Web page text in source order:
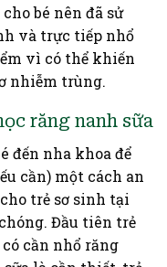
bé nên đã sử
và trực tiếp nhổ
vì có thể khiến
nhiễm trùng.
răng nanh sữa
đến nha khoa để
cần) một cách an
trẻ sơ sinh tại
Đầu tiên trẻ
cần nhổ răng